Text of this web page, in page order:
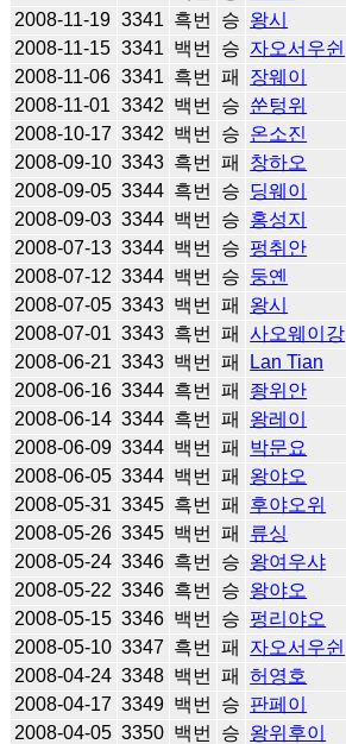
2008-11-19 3341 흑번 승 왕시
2008-11-15 3341 백번 승 자오서우쉰
2008-11-06 3341 흑번 패 장웨이
2008-11-01 3342 백번 승 쑨텅위
2008-10-17 3342 백번 승 온소진
2008-09-10 3343 흑번 패 창하오
2008-09-05 3344 흑번 승 딩웨이
2008-09-03 3344 백번 승 홍성지
2008-07-13 3344 백번 승 펑취안
2008-07-12 3344 백번 승 둥옌
2008-07-05 3343 백번 패 왕시
2008-07-01 3343 흑번 패 사오웨이강
2008-06-21 3343 백번 패 Lan Tian
2008-06-16 3344 흑번 패 좡위안
2008-06-14 3344 흑번 패 왕레이
2008-06-09 3344 백번 패 박문요
2008-06-05 3344 백번 패 왕야오
2008-05-31 3345 흑번 패 후야오위
2008-05-26 3345 백번 패 류싱
2008-05-24 3346 흑번 승 왕여우샤
2008-05-22 3346 흑번 승 왕야오
2008-05-15 3346 백번 승 펑리야오
2008-05-10 3347 흑번 패 자오서우쉰
2008-04-24 3348 백번 패 허영호
2008-04-17 3349 백번 승 판페이
2008-04-05 3350 백번 승 왕위후이